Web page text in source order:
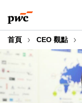
to
content
to
footer
首頁 CEO 觀點